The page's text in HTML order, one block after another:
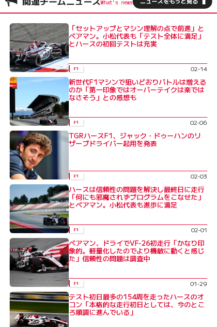
「セットアップとマシン理解の点で前進」と
ベアマン。小松代表も「テスト全体に満足」
とハースの初回テストは充実
F1 02-14
新世代F1マシンで狙いどおりバトルは増える
のか「第一印象ではオーバーテイクは楽では
なさそう」との感想も
F1 02-06
TGRハースF1、ジャック・ドゥーハンのリ
ザーブドライバー起用を発表
F1 02-03
ハースは信頼性の問題を解決し最終日に走行
「何にも邪魔されずプログラムをこなせた」
とベアマン。小松代表も進歩に満足
F1 02-01
ベアマン、ドライでVF-26初走行「かなり印
象的。軽量化したのでより機敏に動くと感じ
た」信頼性の問題は調査中
F1 01-29
テスト初日最多の154周を走ったハースのオ
コン「本格的な走行初日としては、今のとこ
ろ順調に進んでいる」